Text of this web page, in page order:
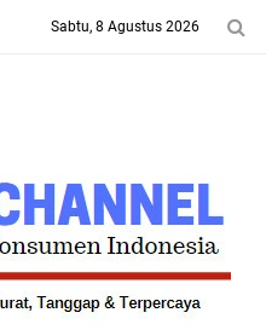
Sabtu, 8 Agustus 2026